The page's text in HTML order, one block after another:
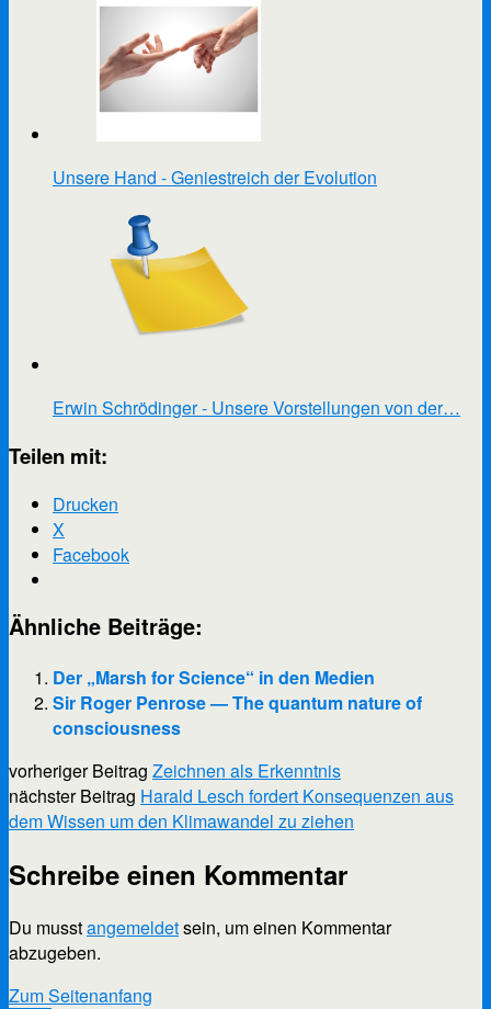
Unsere Hand - Geniestreich der Evolution
Erwin Schrödinger - Unsere Vorstellungen von der…
Teilen mit:
Drucken
X
Facebook
Ähnliche Beiträge:
Der „Marsh for Science“ in den Medien
Sir Roger Penrose — The quantum nature of
consciousness
vorheriger Beitrag Zeichnen als Erkenntnis
nächster Beitrag Harald Lesch fordert Konsequenzen aus
dem Wissen um den Klimawandel zu ziehen
Schreibe einen Kommentar
Du musstangemeldetsein, um einen Kommentar
abzugeben.
Scroll
Zum Seitenanfang